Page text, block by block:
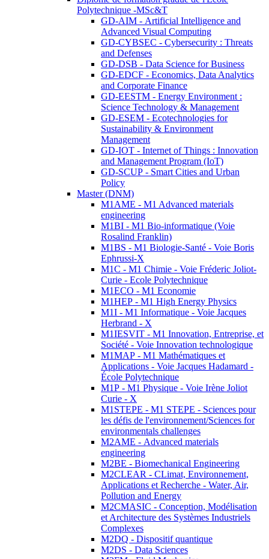
Polytechnique -MSc&T
GD-AIM - Artificial Intelligence and
Advanced Visual Computing
GD-CYBSEC - Cybersecurity : Threats
and Defenses
GD-DSB - Data Science for Business
GD-EDCF - Economics, Data Analytics
and Corporate Finance
GD-EESTM - Energy Environment :
Science Technology & Management
GD-ESEM - Ecotechnologies for
Sustainability & Environment
Management
GD-IOT - Internet of Things : Innovation
and Management Program (IoT)
GD-SCUP - Smart Cities and Urban
Policy
Master (DNM)
M1AME - M1 Advanced materials
engineering
M1BI - M1 Bio-informatique (Voie
Rosalind Franklin)
M1BS - M1 Biologie-Santé - Voie Boris
Ephrussi-X
M1C - M1 Chimie - Voie Fréderic Joliot-
Curie - Ecole Polytechnique
M1ECO - M1 Economie
M1HEP - M1 High Energy Physics
M1I - M1 Informatique - Voie Jacques
Herbrand - X
M1IESVIT - M1 Innovation, Entreprise, et
Société - Voie Innovation technologique
M1MAP - M1 Mathématiques et
Applications - Voie Jacques Hadamard -
École Polytechnique
M1P - M1 Physique - Voie Irène Joliot
Curie - X
M1STEPE - M1 STEPE - Sciences pour
les défis de l'environnement/Sciences for
environmentals challenges
M2AME - Advanced materials
engineering
M2BE - Biomechanical Engineering
M2CLEAR - CLimat, Environnement,
Applications et Recherche - Water, Air,
Pollution and Energy
M2CMASIC - Conception, Modélisation
et Architecture des Systèmes Industriels
Complexes
M2DQ - Dispositif quantique
M2DS - Data Sciences